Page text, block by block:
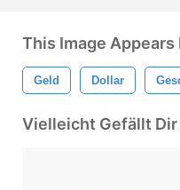
This Image Appears
Geld Dollar
Vielleicht Gefällt Dir